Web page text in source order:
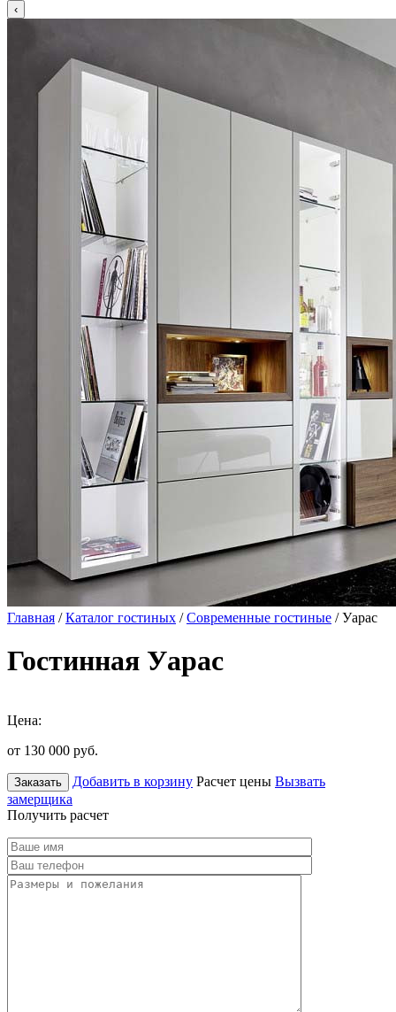
Главная /Каталог гостиных /Современные гостиные / Уарас
Гостинная Уарас
Цена:
от 130 000 руб.
Заказать Добавить в корзину Расчет цены Вызвать
замерщика
Получить расчет